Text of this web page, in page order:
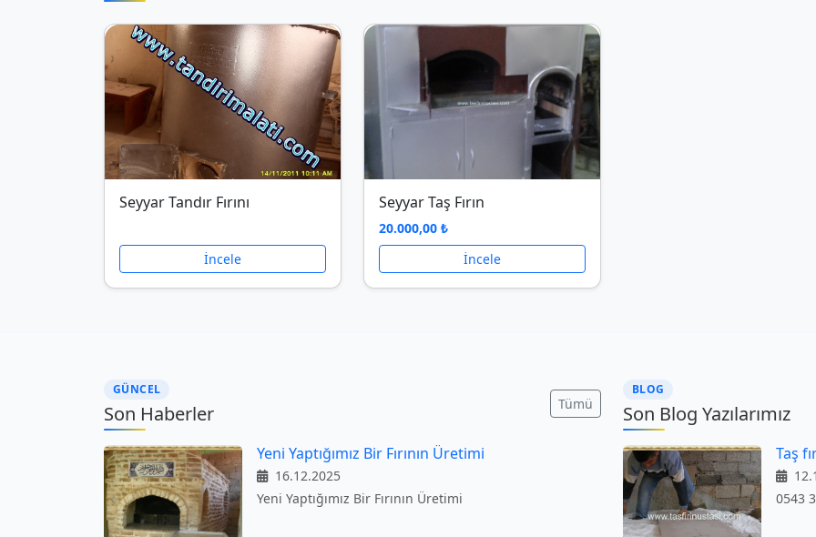
Seyyar Tandır Fırını
İncele
Seyyar Taş Fırın
20.000,00 ₺
İncele
GÜNCEL
Son Haberler Tümü
Yeni Yaptığımız Bir Fırının Üretimi
16.12.2025
Yeni Yaptığımız Bir Fırının Üretimi
BLOG
Son Blog Yazılarımız
Taş
0543